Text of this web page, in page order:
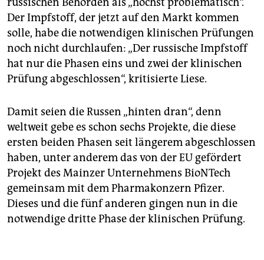
Der Impfstoff, der jetzt auf den Markt kommen
solle, habe die notwendigen klinischen Prüfungen
noch nicht durchlaufen: „Der russische Impfstoff
hat nur die Phasen eins und zwei der klinischen
Prüfung abgeschlossen“, kritisierte Liese.
Damit seien die Russen „hinten dran“, denn
weltweit gebe es schon sechs Projekte, die diese
ersten beiden Phasen seit längerem abgeschlossen
haben, unter anderem das von der EU gefördert
Projekt des Mainzer Unternehmens BioNTech
gemeinsam mit dem Pharmakonzern Pfizer.
Dieses und die fünf anderen gingen nun in die
notwendige dritte Phase der klinischen Prüfung.